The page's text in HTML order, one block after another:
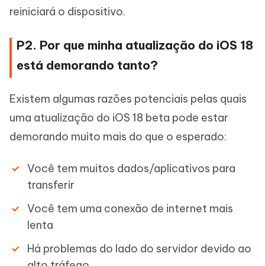
reiniciará o dispositivo.
P2. Por que minha atualização do iOS 18
está demorando tanto?
Existem algumas razões potenciais pelas quais
uma atualização do iOS 18 beta pode estar
demorando muito mais do que o esperado:
Você tem muitos dados/aplicativos para
transferir
Você tem uma conexão de internet mais
lenta
Há problemas do lado do servidor devido ao